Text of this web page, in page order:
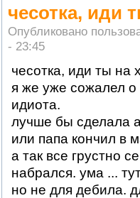
чесотка, иди
Опубликовано
- 23:45
чесотка, иди ты на
я же уже сожалел
идиота.
лучше бы сделала
или папа кончил в
а так все грустно
набрался. ума ...
но не для дебила.